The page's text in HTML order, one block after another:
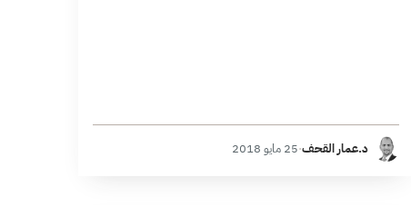
د.عمار القحف·25 مايو 2018